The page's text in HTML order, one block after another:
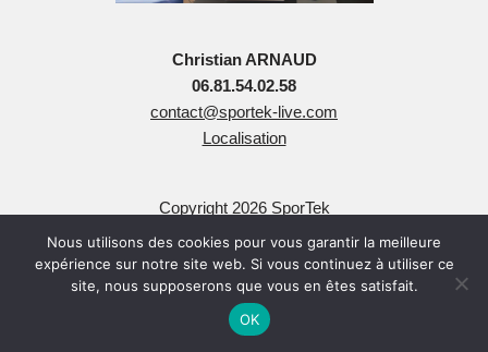
Christian ARNAUD
06.81.54.02.58
contact@sportek-live.com
Localisation
Copyright 2026 SporTek
Tous Droits Réservés
| Propulsé par
Nous utilisons des cookies pour vous garantir la meilleure
expérience sur notre site web. Si vous continuez à utiliser ce
site, nous supposerons que vous en êtes satisfait.
OK